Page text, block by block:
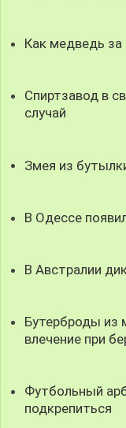
Как медведь
Спиртзавод в
случай
Змея из
В Одессе
В Австралии
Бутерброды из
влечение при
Футбольный
подкрепиться